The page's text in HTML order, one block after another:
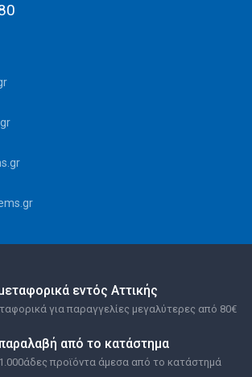
εντός Αττικής
για παραγγελίες μεγαλύτερες από 80€
από το κατάστημα
προϊόντα άμεσα από το κατάστημά